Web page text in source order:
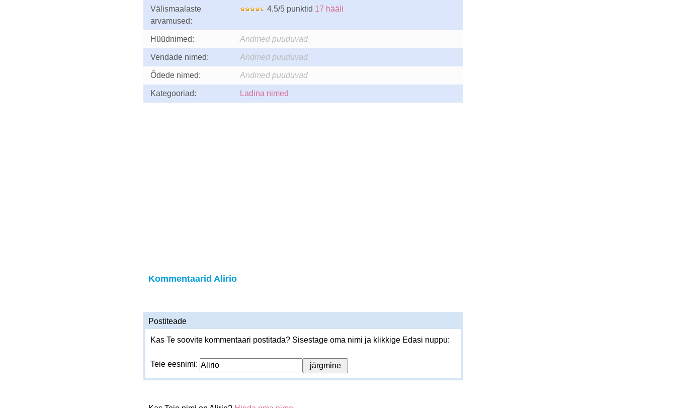
Välismaalaste
arvamused:
4.5/5 punktid 17 hääli
Hüüdnimed: Andmed puuduvad
Vendade nimed: Andmed puuduvad
Õdede nimed: Andmed puuduvad
Kategooriad: Ladina nimed
Kommentaarid Alirio
Postiteade
Kas Te soovite kommentaari postitada? Sisestage oma nimi ja klikkige Edasi nuppu:
Teie eesnimi: